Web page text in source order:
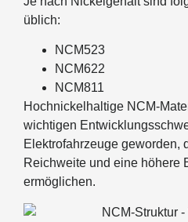
üblich:
NCM523
NCM622
NCM811
Hochnickelhaltige NCM-
wichtigen
Elektrofahrzeuge geworden,
Reichweite und eine höhere
ermöglichen.